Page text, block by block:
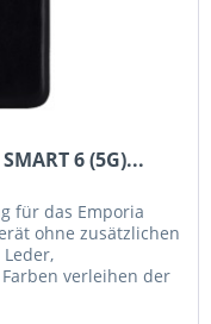
6 (5G)...
für das Emporia
ohne zusätzlichen
verleihen der